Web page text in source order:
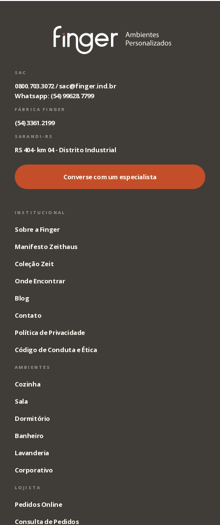
SAC
0800.703.3072 /sac@finger.ind.br
Whatsapp: (54) 99628.7799
FÁBRICA FINGER
(54) 3361.2199
SARANDI-RS
RS 404- km 04 - Distrito Industrial
Converse com um especialista
INSTITUCIONAL
Sobre a Finger
Manifesto Zeithaus
Coleção Zeit
Onde Encontrar
Blog
Contato
Política de Privacidade
Código de Conduta e Ética
AMBIENTES
Cozinha
Sala
Dormitório
Banheiro
Lavanderia
Corporativo
LOJISTA
Pedidos Online
Consulta de Pedidos